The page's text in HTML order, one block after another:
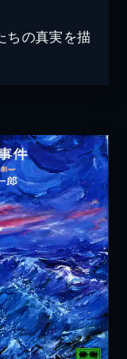
ちの真実を描